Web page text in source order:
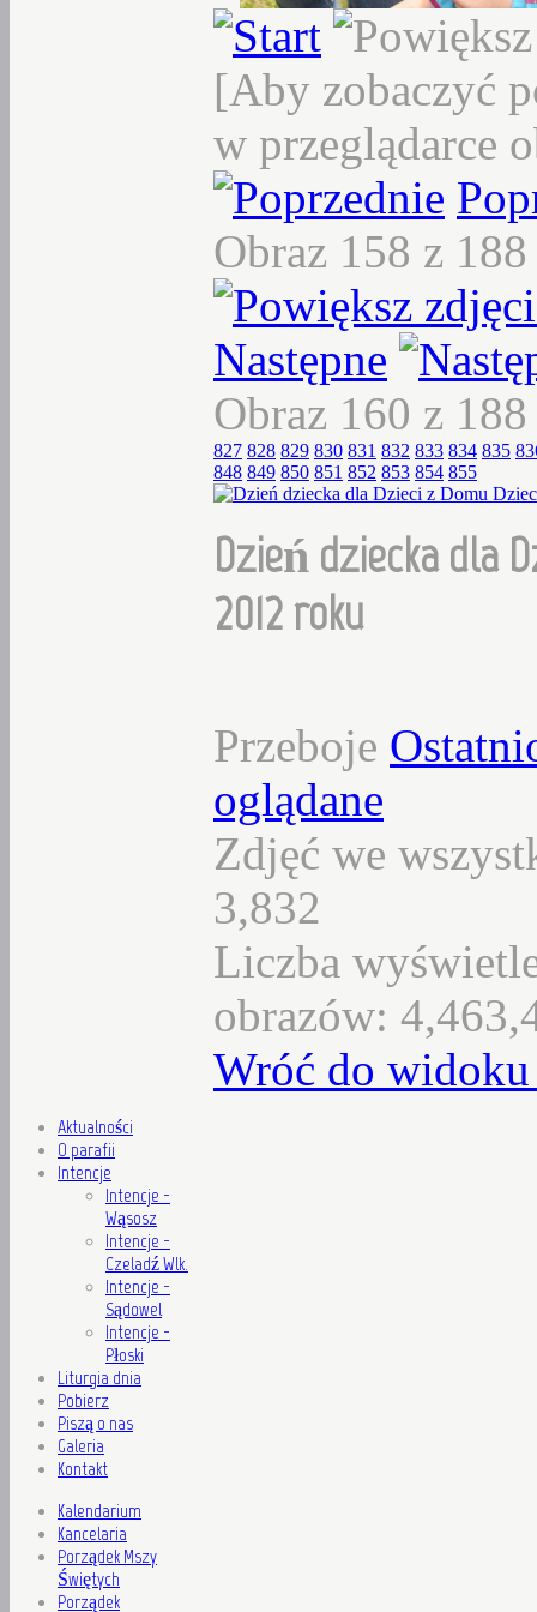
[Aby zobaczyć
w przeglądarce
Obraz 158 z
Następne
Obraz 160 z
827 828 829 830 831 832 833 834 835
848 849 850 851 852 853 854 855
Dzień dziecka dla
2012 roku
Przeboje
oglądane
Zdjęć we
3,832
Liczba
obrazów:
Wróć do
Aktualności
O parafii
Intencje
Intencje -
Wąsosz
Intencje -
Czeladź Wlk.
Intencje -
Sądowel
Intencje -
Płoski
Liturgia dnia
Pobierz
Piszą o nas
Galeria
Kontakt
Kalendarium
Kancelaria
Porządek Mszy
Świętych
Porządek